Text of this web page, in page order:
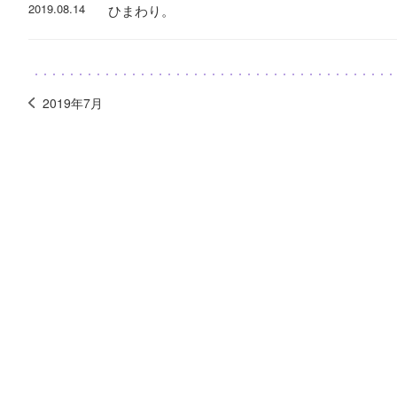
2019.08.14 ひまわり。
2019年7月